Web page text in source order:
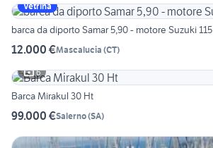
Vetrina
barca da diporto Samar 5,90 - motore Suzuki 115
12.000 €Mascalucia (CT)
6
Barca Mirakul 30 Ht
99.000 €Salerno(SA)